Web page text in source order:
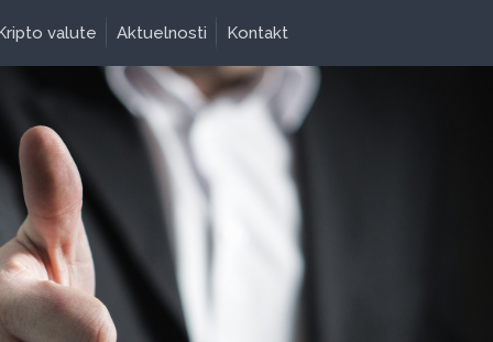
valute Aktuelnosti Kontakt